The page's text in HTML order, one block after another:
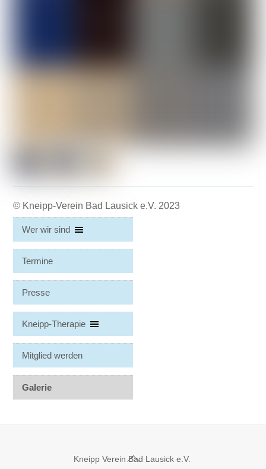
© Kneipp-Verein Bad Lausick e.V. 2023
Wer wir sind
Termine
Presse
Kneipp-Therapie
Mitglied werden
Galerie
Back
Kneipp Verein Bad Lausick e.V.